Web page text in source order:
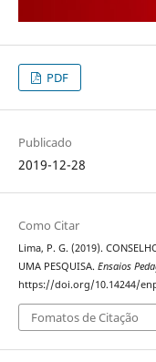
PDF
Publicado
2019-12-28
Como Citar
Lima, P. G. (2019).
UMA PESQUISA. Ensaios
https://doi.org/10.14244/
Fomatos de Citação